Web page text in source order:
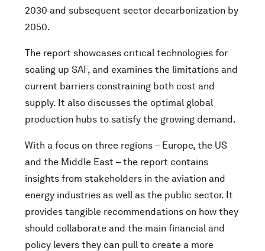
2030 and subsequent sector decarbonization by
2050.
The report showcases critical technologies for
scaling up SAF, and examines the limitations and
current barriers constraining both cost and
supply. It also discusses the optimal global
production hubs to satisfy the growing demand.
With a focus on three regions – Europe, the US
and the Middle East – the report contains
insights from stakeholders in the aviation and
energy industries as well as the public sector. It
provides tangible recommendations on how they
should collaborate and the main financial and
policy levers they can pull to create a more